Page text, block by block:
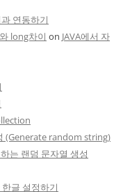
연동하기
long차이 on JAVA에서 자
(Generate random string)
는 랜덤 문자열 생성
글 설정하기